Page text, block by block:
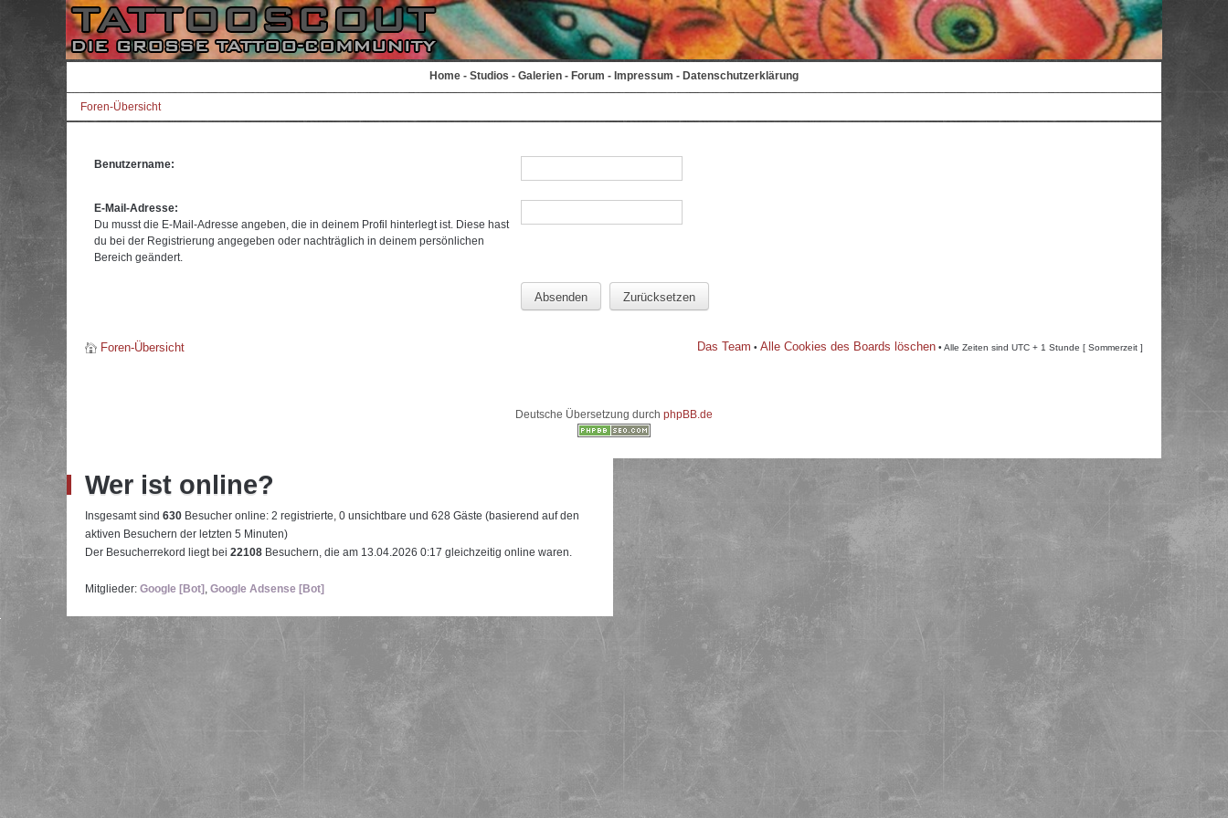
Home - Studios - Galerien - Forum - Impressum - Datenschutzerklärung
Foren-Übersicht
Benutzername:
E-Mail-Adresse:
Du musst die E-Mail-Adresse angeben, die in deinem Profil hinterlegt ist. Diese hast
du bei der Registrierung angegeben oder nachträglich in deinem persönlichen
Bereich geändert.
Foren-Übersicht Das Team • Alle Cookies des Boards löschen • Alle Zeiten sind UTC + 1 Stunde [ Sommerzeit ]
Deutsche Übersetzung durch phpBB.de
Wer ist online?
Insgesamt sind 630 Besucher online: 2 registrierte, 0 unsichtbare und 628 Gäste (basierend auf den
aktiven Besuchern der letzten 5 Minuten)
Der Besucherrekord liegt bei 22108 Besuchern, die am 13.04.2026 0:17 gleichzeitig online waren.
Mitglieder: Google [Bot] , Google Adsense [Bot]